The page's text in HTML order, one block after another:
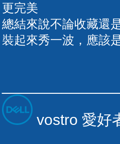
更完美
總結來說不論收藏還
裝起來秀一波，應該
vostro 愛好